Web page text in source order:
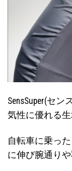
SensSuper(セ
気性に優れる生
自転車に乗っ
に伸び腕通り